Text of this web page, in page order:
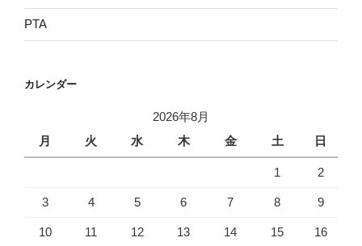
PTA
カレンダー
2026年8月
月
火 水 木 金 土 日
1 2
3 4 5 6 7 8 9
10 11 12 13 14 15 16